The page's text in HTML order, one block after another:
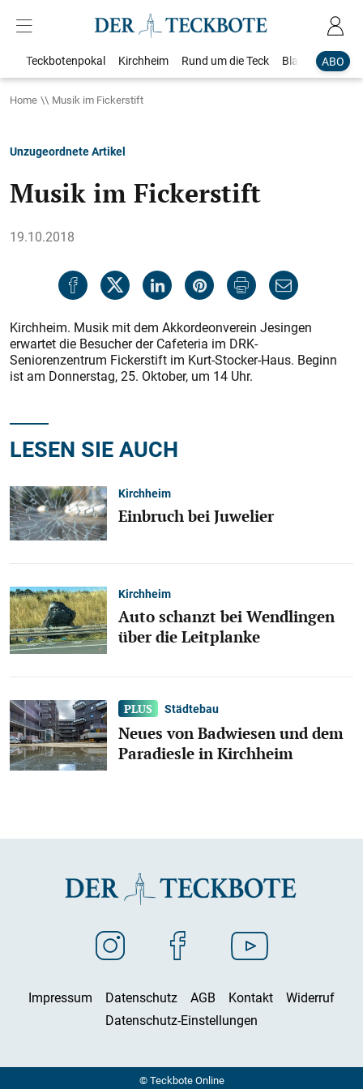
ABO
Teckbotenpokal Kirchheim Rund um die Teck Blaulicht
Home Musik im Fickerstift
Unzugeordnete Artikel
Musik im Fickerstift
19.10.2018
Kirchheim. Musik mit dem Akkordeonverein Jesingen
erwartet die Besucher der Cafeteria im DRK-
Seniorenzentrum Fickerstift im Kurt-Stocker-Haus. Beginn
ist am Donnerstag, 25. Oktober, um 14 Uhr.
LESEN SIE AUCH
Kirchheim
Einbruch bei Juwelier
Kirchheim
Auto schanzt bei Wendlingen
über die Leitplanke
Städtebau
Neues von Badwiesen und dem
Paradiesle in Kirchheim
Impressum Datenschutz AGB Kontakt
Widerruf
Datenschutz-Einstellungen
© Teckbote Online